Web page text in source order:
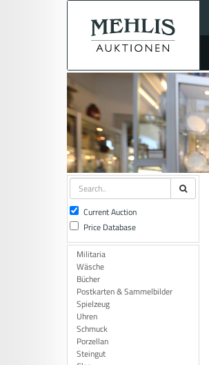
Current Auction
Price Database
Militaria
Wäsche
Bücher
Postkarten & Sammelbilder
Spielzeug
Uhren
Schmuck
Porzellan
Steingut